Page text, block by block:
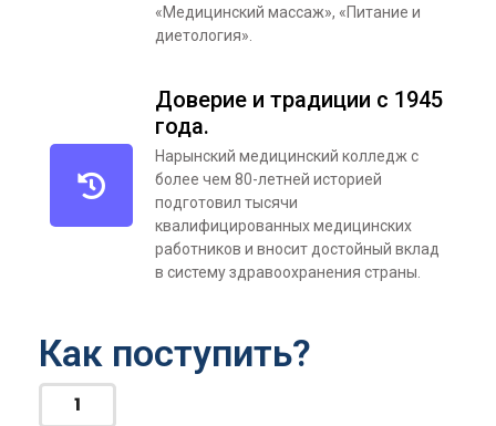
«Медицинский массаж», «Питание и
диетология».
Доверие и традиции с 1945
года.
Нарынский медицинский колледж с
более чем 80-летней историей
подготовил тысячи
квалифицированных медицинских
работников и вносит достойный вклад
в систему здравоохранения страны.
Как поступить?
1